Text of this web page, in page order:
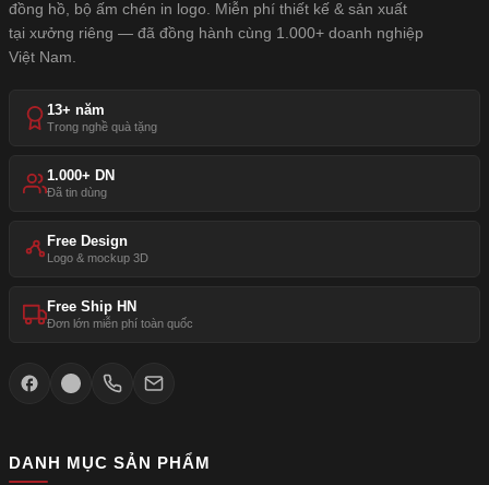
đồng hồ, bộ ấm chén in logo. Miễn phí thiết kế & sản xuất
tại xưởng riêng — đã đồng hành cùng 1.000+ doanh nghiệp
Việt Nam.
13+ năm
Trong nghề quà tặng
1.000+ DN
Đã tin dùng
Free Design
Logo & mockup 3D
Free Ship HN
Đơn lớn miễn phí toàn quốc
DANH MỤC SẢN PHẨM